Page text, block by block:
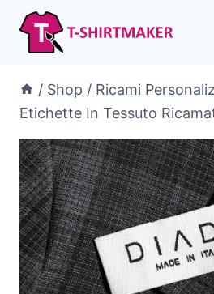
Salta
contenuto
/ Shop / Ricami
Etichette In Tessuto